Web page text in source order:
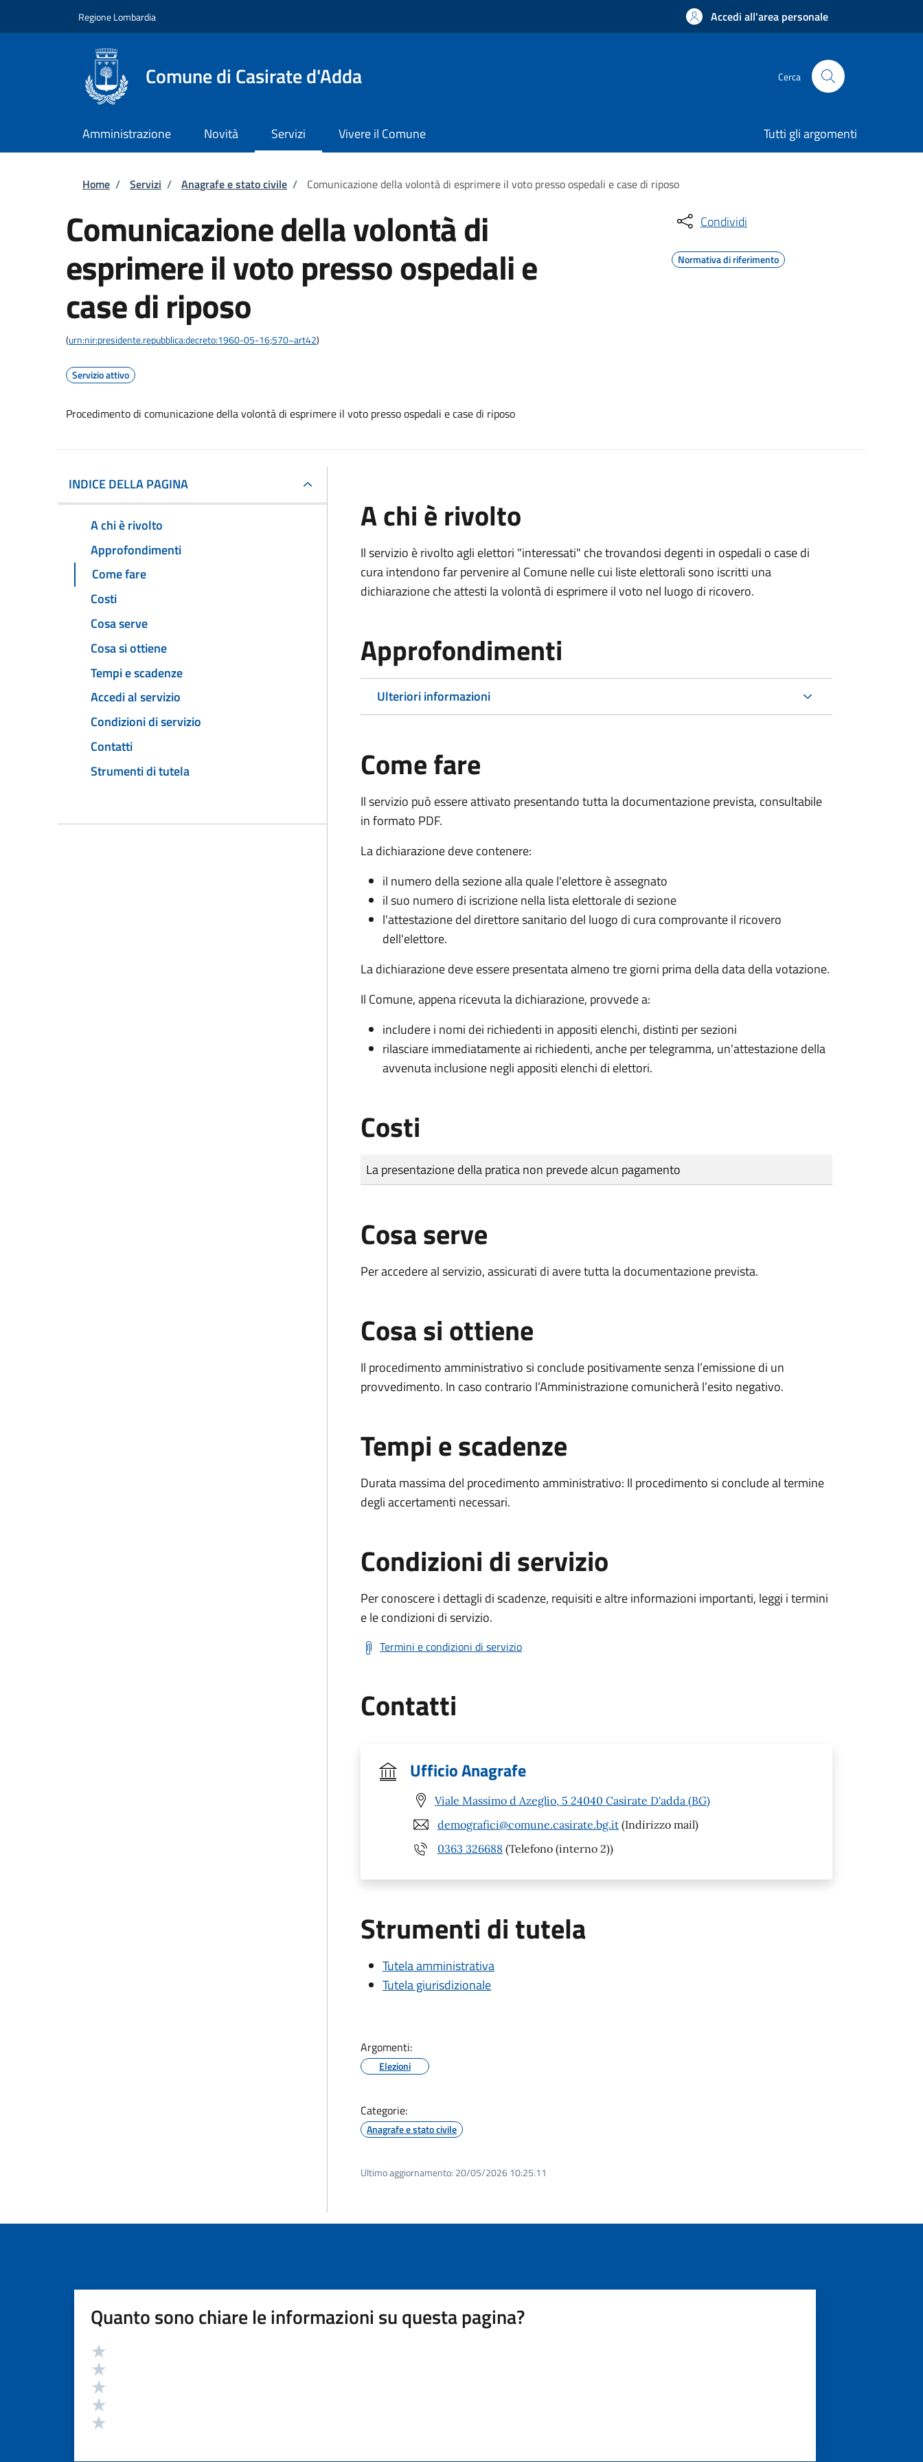
Regione Lombardia Accedi all'area personale
Comune di Casirate d'Adda Cerca
Amministrazione Novità Servizi Vivere il Comune Tutti gli argomenti
Briciole di pane
Home / Servizi / Anagrafe e stato civile / Comunicazione della volontà di esprimere il voto presso ospedali e case di riposo
Comunicazione della volontà di
esprimere il voto presso ospedali e
case di riposo
(urn:nir:presidente.repubblica:decreto:1960-05-16;570~art42)
Servizio attivo
Procedimento di comunicazione della volontà di esprimere il voto presso ospedali e case di riposo
Condividi
Normativa di riferimento
INDICE DELLA PAGINA
A chi è rivolto
Approfondimenti
Come fare
Costi
Cosa serve
Cosa si ottiene
Tempi e scadenze
Accedi al servizio
Condizioni di servizio
Contatti
Strumenti di tutela
A chi è rivolto
Il servizio è rivolto agli elettori "interessati" che trovandosi degenti in ospedali o case di
cura intendono far pervenire al Comune nelle cui liste elettorali sono iscritti una
dichiarazione che attesti la volontà di esprimere il voto nel luogo di ricovero.
Approfondimenti
Ulteriori informazioni
Come fare
Il servizio può essere attivato presentando tutta la documentazione prevista, consultabile
in formato PDF.
La dichiarazione deve contenere:
il numero della sezione alla quale l'elettore è assegnato
il suo numero di iscrizione nella lista elettorale di sezione
l'attestazione del direttore sanitario del luogo di cura comprovante il ricovero
dell'elettore.
La dichiarazione deve essere presentata almeno tre giorni prima della data della votazione.
Il Comune, appena ricevuta la dichiarazione, provvede a:
includere i nomi dei richiedenti in appositi elenchi, distinti per sezioni
rilasciare immediatamente ai richiedenti, anche per telegramma, un'attestazione della
avvenuta inclusione negli appositi elenchi di elettori.
Costi
Tipo di pagamento
Importo
La presentazione della pratica non prevede alcun pagamento
Cosa serve
Per accedere al servizio, assicurati di avere tutta la documentazione prevista.
Cosa si ottiene
Il procedimento amministrativo si conclude positivamente senza l’emissione di un
provvedimento. In caso contrario l’Amministrazione comunicherà l’esito negativo.
Tempi e scadenze
Durata massima del procedimento amministrativo: Il procedimento si conclude al termine
degli accertamenti necessari.
Condizioni di servizio
Per conoscere i dettagli di scadenze, requisiti e altre informazioni importanti, leggi i termini
e le condizioni di servizio.
Termini e condizioni di servizio
Contatti
Ufficio Anagrafe
Viale Massimo d Azeglio, 5 24040 Casirate D'adda (BG)
demografici@comune.casirate.bg.it (Indirizzo mail)
0363 326688 (Telefono (interno 2))
Strumenti di tutela
Tutela amministrativa
Tutela giurisdizionale
Argomenti:
Elezioni
Categorie:
Anagrafe e stato civile
Ultimo aggiornamento: 20/05/2026 10:25.11
Quanto sono chiare le informazioni su questa pagina?
Valutazione